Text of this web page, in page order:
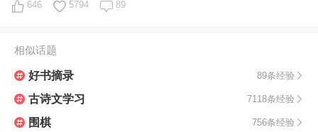
646 5794 89
相似话题
好书摘录 89条经验
古诗文学习 7118条经验
围棋 756条经验